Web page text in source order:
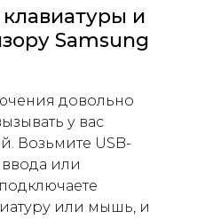
и
Samsung
довольно
у вас
Возьмите USB-
ввода или
или мышь, и